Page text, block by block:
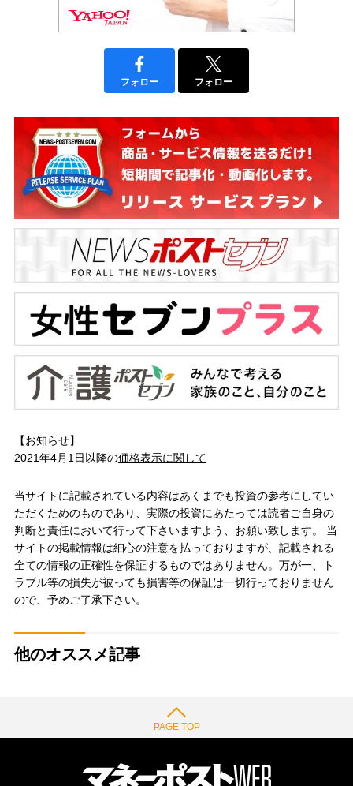
フォロー フォロー
【お知らせ】
2021年4月1日以降の価格表示に関して
当サイトに記載されている内容はあくまでも投資の参考にしてい
ただくためのものであり、実際の投資にあたっては読者ご自身の
判断と責任において行って下さいますよう、お願い致します。 当
サイトの掲載情報は細心の注意を払っておりますが、記載される
全ての情報の正確性を保証するものではありません。万が一、ト
ラブル等の損失が被っても損害等の保証は一切行っておりません
ので、予めご了承下さい。
他のオススメ記事
PAGE TOP